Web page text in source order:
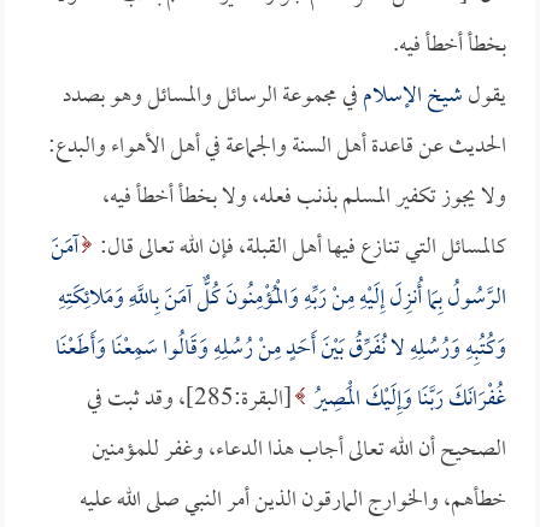
بخطأ أخطأ فيه.
يقولشيخ الإسلامفي مجموعة الرسائل والمسائل وهو بصدد
الحديث عن قاعدة أهل السنة والجماعة في أهل الأهواء والبدع:
ولا يجوز تكفير المسلم بذنب فعله، ولا بخطأ أخطأ فيه،
كالمسائل التي تنازع فيها أهل القبلة، فإن الله تعالى قال: آمَنَ
الرَّسُولُ بِمَا أُنزِلَ إِلَيْهِ مِنْ رَبِّهِ وَالْمُؤْمِنُونَ كُلٌّ آمَنَ بِاللَّهِ وَمَلائِكَتِهِ
وَكُتُبِهِ وَرُسُلِهِ لا نُفَرِّقُ بَيْنَ أَحَدٍ مِنْ رُسُلِهِ وَقَالُوا سَمِعْنَا وَأَطَعْنَا
غُفْرَانَكَ رَبَّنَا وَإِلَيْكَ الْمَصِيرُ
[البقرة:285]، وقد ثبت في
الصحيح أن الله تعالى أجاب هذا الدعاء، وغفر للمؤمنين
خطأهم، والخوارج المارقون الذين أمر النبي صلى الله عليه